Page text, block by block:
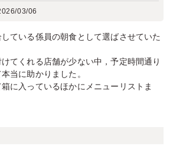
03/06
ている係員の朝食として選ばさせていた
てくれる店舗が少ない中，予定時間通り
当に助かりました。
に入っているほかにメニューリストま